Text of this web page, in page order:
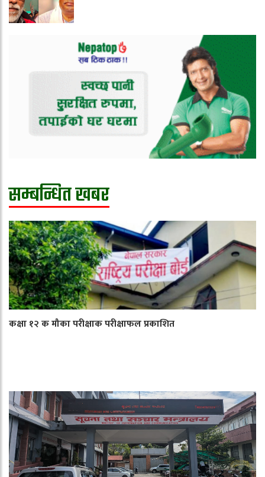
सम्बन्धित खबर
कक्षा १२ क मौका परीक्षाक परीक्षाफल प्रकाशित